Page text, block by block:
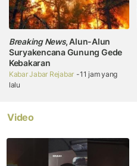
Breaking News, Alun-Alun
Suryakencana Gunung Gede
Kebakaran
Kabar Jabar Rejabar -11 jam yang
lalu
Video